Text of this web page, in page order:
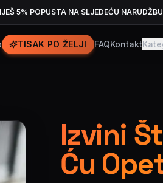
5% POPUSTA NA SLJEDEĆU NARUDŽBU
TISAK PO ŽELJI FAQKontakt
Izvini
Ću